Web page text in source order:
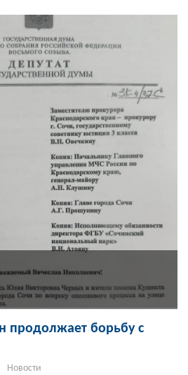
продолжает борьбу с
Новости